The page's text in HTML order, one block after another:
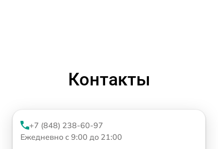
Контакты
+7 (848) 238-60-97
Ежедневно с 9:00 до 21:00